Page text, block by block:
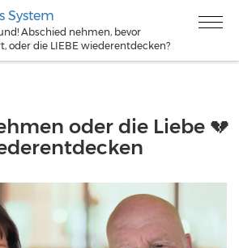
Abschied nehmen, bevor
oder die LIEBE wiederentdecken?
oder die Liebe 💔